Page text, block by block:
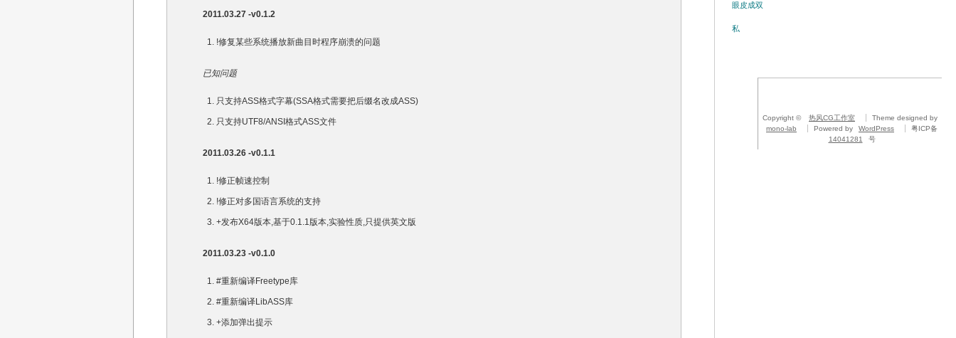
2011.03.27 -v0.1.2
!修复某些系统播放新曲目时程序崩溃的问题
已知问题
只支持ASS格式字幕(SSA格式需要把后缀名改成ASS)
只支持UTF8/ANSI格式ASS文件
2011.03.26 -v0.1.1
!修正帧速控制
!修正对多国语言系统的支持
+发布X64版本,基于0.1.1版本,实验性质,只提供英文版
2011.03.23 -v0.1.0
#重新编译Freetype库
#重新编译LibASS库
+添加弹出提示
眼皮成双
私
Copyright © 热风CG工作室
Theme designed by
mono-lab
Powered by WordPress
粤ICP备
14041281
号